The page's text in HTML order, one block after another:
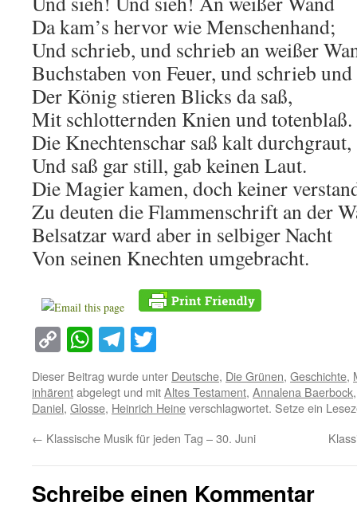
Da kam’s hervor wie Menschenhand;
Und schrieb, und schrieb an weißer
Buchstaben von Feuer, und schrieb
Der König stieren Blicks da saß,
Mit schlotternden Knien und totenblaß.
Die Knechtenschar saß kalt durchgraut,
Und saß gar still, gab keinen Laut.
Die Magier kamen, doch keiner
Zu deuten die Flammenschrift an der
Belsatzar ward aber in selbiger Nacht
Von seinen Knechten umgebracht.
Copy
Link
WhatsApp
Telegram
Dieser Beitrag wurde unter Deutsche, Die Grünen, Geschichte,
inhärentabgelegt und mitAltes Testament, Annalena Baerbock
Daniel, Glosse, Heinrich Heineverschlagwortet. Setze ein
← Klassische Musik für jeden Tag – 30. Juni
Schreibe einen Kommentar